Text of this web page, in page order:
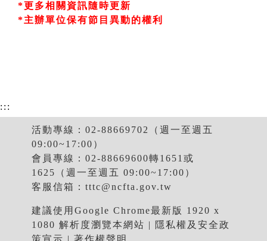
*更多相關資訊隨時更新
*主辦單位保有節目異動的權利
:::
活動專線：02-88669702（週一至週五
09:00~17:00）
會員專線：02-88669600轉1651或
1625（週一至週五 09:00~17:00）
客服信箱： tttc@ncfta.gov.tw
建議使用Google Chrome最新版 1920 x
1080 解析度瀏覽本網站 |
隱私權及安全政